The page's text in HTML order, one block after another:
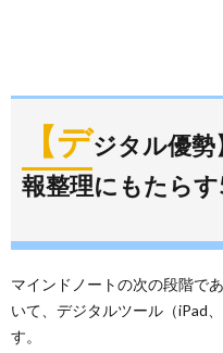
【デジタル優
報整理にもたら
マインドノートの次の段階で
いて、デジタルツール（iPad
す。